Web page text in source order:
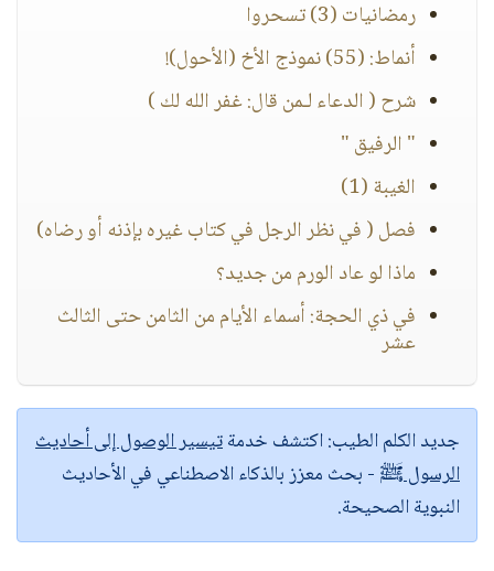
رمضانيات (3) تسحروا
أنماط: (55) نموذج الأخ (الأحول)!
شرح ( الدعاء لـمن قال: غفر الله لك )
" الرفيق "
الغيبة (1)
فصل ( في نظر الرجل في كتاب غيره بإذنه أو رضاه)
ماذا لو عاد الورم من جديد؟
في ذي الحجة: أسماء الأيام من الثامن حتى الثالث
عشر
جديد الكلم الطيب:اكتشف خدمةتيسير الوصول إلى أحاديث
الرسول ﷺ - بحث معزز بالذكاء الاصطناعي في الأحاديث
النبوية الصحيحة.